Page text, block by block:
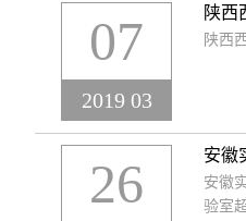
07
2019 03
陕西
陕西
26 安徽
安徽
验室